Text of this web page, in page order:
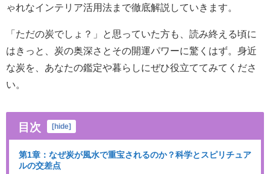
ゃれなインテリア活用法まで徹底解説していきます。
「ただの炭でしょ？」と思っていた方も、読み終える頃に
はきっと、炭の奥深さとその開運パワーに驚くはず。身近
な炭を、あなたの鑑定や暮らしにぜひ役立ててみてくださ
い。
目次 hide
第1章：なぜ炭が風水で重宝されるのか？科学とスピリチュア
ルの交差点